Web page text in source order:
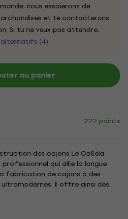
nous essaierons de
et te contacterons
Si tu ne veux pas attendre,
(4).
au panier
222 points
des cajons Le CaSela
qui allie la longue
fabrication de cajons à des
Il offre ainsi des
entièrement nouvelles.
précises sont "Made in...